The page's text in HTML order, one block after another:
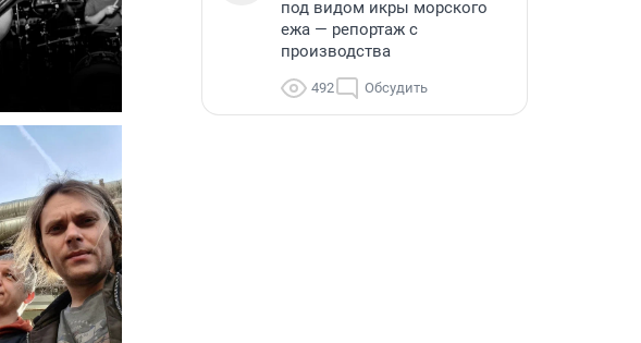
под видом икры морского
ежа — репортаж с
производства
492 Обсудить